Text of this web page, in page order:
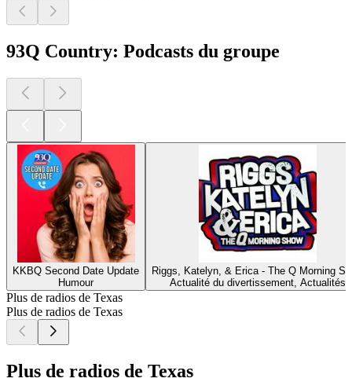
93Q Country: Podcasts du groupe
KKBQ Second Date Update
Humour
Riggs, Katelyn, & Erica - The Q Morning
Actualité du divertissement, Actualités
Plus de radios de Texas
Plus de radios de Texas
Plus de radios de Texas